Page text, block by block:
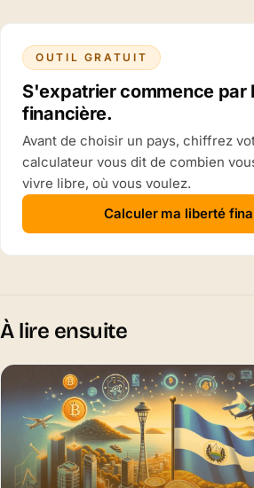
OUTIL GRATUIT
S'expatrier commence par
financière.
Avant de choisir un pays, chiffrez
calculateur vous dit de combien
vivre libre, où vous voulez.
Calculer ma liberté
À lire ensuite